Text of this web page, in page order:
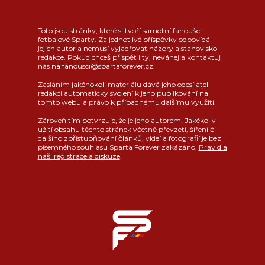
Toto jsou stránky, které si tvoří samotní fanoušci
fotbalové Sparty. Za jednotlivé příspěvky odpovídá
jejich autor a nemusí vyjadřovat názory a stanovisko
redakce. Pokud chceš přispět i ty, neváhej a kontaktuj
nás na fanousci@spartaforever.cz.
Zasláním jakéhokoli materiálu dává jeho odesílatel
redakci automaticky svolení k jeho publikování na
tomto webu a právo k případnému dalšímu využití.
Zároveň tím potvrzuje, že je jeho autorem. Jakékoliv
užití obsahu těchto stránek včetně převzetí, šíření či
dalšího zpřístupňování článků, videí a fotografií je bez
písemného souhlasu Sparta Forever zakázáno. Pravidla
naší registrace a diskuze.